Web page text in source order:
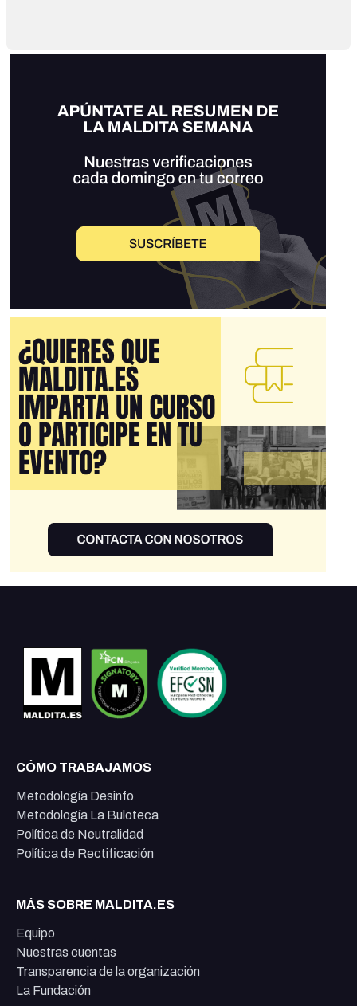
CÓMO TRABAJAMOS
Metodología Desinfo
Metodología La Buloteca
Política de Neutralidad
Política de Rectificación
MÁS SOBRE MALDITA.ES
Equipo
Nuestras cuentas
Transparencia de la organización
La Fundación